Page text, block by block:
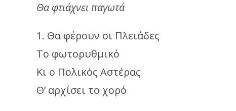
Θα φτιάχνει παγωτά
1. Θα φέρουν οι Πλειάδες
Το φωτορυθμικό
Κι ο Πολικός Αστέρας
Θ’ αρχίσει το χορό